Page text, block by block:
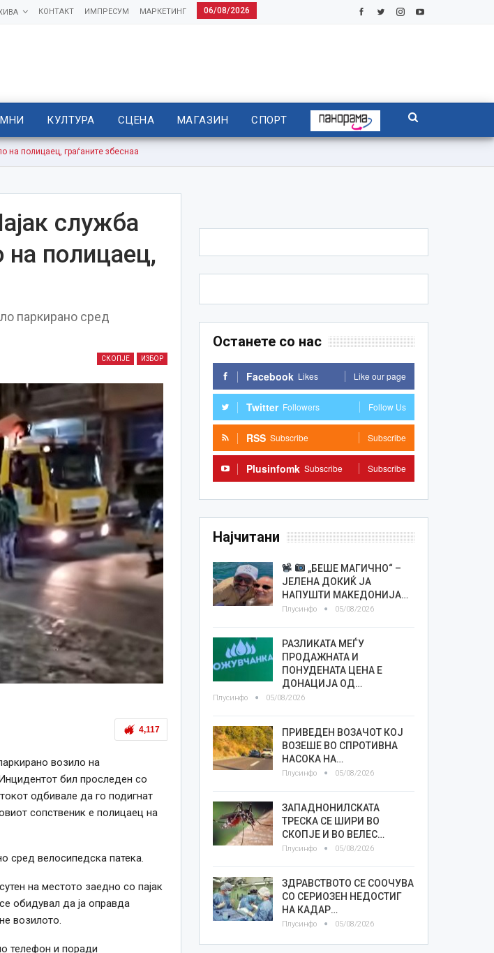
06/08/2026
МАРКЕТИНГ
ИМПРЕСУМ
КОНТАКТ
КУЛТУРА СЦЕНА МАГАЗИН СПОРТ
полицаец, граѓаните збеснаа
служба
на полицаец,
паркирано сред
СКОПЈЕ ИЗБОР
4,117
возило на
бил проследен со
одбивале да го подигнат
сопственик е полицаец на
сред велосипедска патека.
на местото заедно со пајак
обидувал да ја оправда
возилото.
телефон и поради
Останете со нас
Facebook Likes Like our page
Twitter Followers Follow Us
RSS Subscribe Subscribe
Plusinfomk Subscribe Subscribe
Најчитани
„БЕШЕ МАГИЧНО“ –
ЈЕЛЕНА ДОКИЌ ЈА
НАПУШТИ МАКЕДОНИЈА…
Плусинфо 05/08/2026
РАЗЛИКАТА МЕЃУ
ПРОДАЖНАТА И
ПОНУДЕНАТА ЦЕНА Е
ДОНАЦИЈА ОД…
Плусинфо 05/08/2026
ПРИВЕДЕН ВОЗАЧОТ КОЈ
ВОЗЕШЕ ВО СПРОТИВНА
НАСОКА НА…
Плусинфо 05/08/2026
ЗАПАДНОНИЛСКАТА
ТРЕСКА СЕ ШИРИ ВО
СКОПЈЕ И ВО ВЕЛЕС…
Плусинфо 05/08/2026
ЗДРАВСТВОТО СЕ СООЧУВА
СО СЕРИОЗЕН НЕДОСТИГ
НА КАДАР…
Плусинфо 05/08/2026